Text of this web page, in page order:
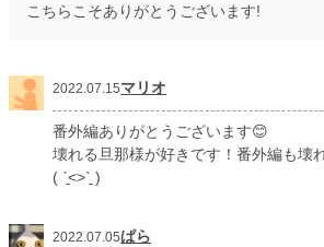
こちらこそありがとうございます!
2022.07.15マリオ
番外編ありがとうございます😊
壊れる旦那様が好きです！番外編も壊
( ˊ̱˂˃ˋ̱ )
2022.07.05ぱら